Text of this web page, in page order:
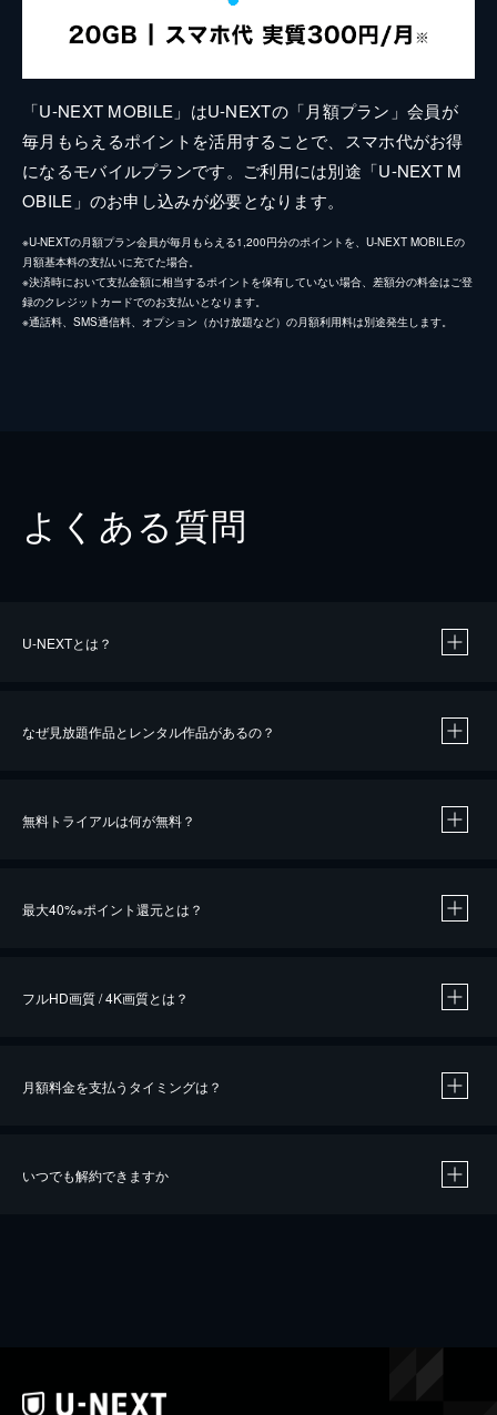
「U-NEXT MOBILE」はU-NEXTの「月額プラン」会員が
毎月もらえるポイントを活用することで、スマホ代がお得
になるモバイルプランです。ご利用には別途「U-NEXT M
OBILE」のお申し込みが必要となります。
※U-NEXTの月額プラン会員が毎月もらえる1,200円分のポイントを、U-NEXT MOBILEの
月額基本料の支払いに充てた場合。
※決済時において支払金額に相当するポイントを保有していない場合、差額分の料金はご登
録のクレジットカードでのお支払いとなります。
※通話料、SMS通信料、オプション（かけ放題など）の月額利用料は別途発生します。
よくある質問
U-NEXTとは？
なぜ見放題作品とレンタル作品があるの？
無料トライアルは何が無料？
最大40%※ポイント還元とは？
※40％ポイント還元の対象は、クレジットカード決済による作品の購入 / レンタルです。
フルHD画質 / 4K画質とは？
月額料金を支払うタイミングは？
いつでも解約できますか